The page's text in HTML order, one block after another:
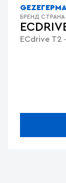
ECdrive T2
GEZE
БРЕНД